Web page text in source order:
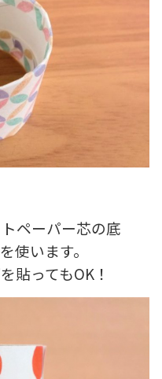
ペーパー芯の底
使います。
貼ってもOK！